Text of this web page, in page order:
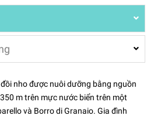
nho được nuôi dưỡng bằng nguồn
m trên mực nước biển trên một
và Borro di Granaio. Gia đình